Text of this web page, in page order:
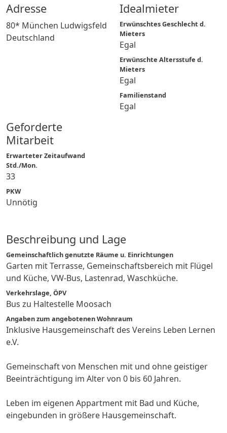
Adresse
80* München Ludwigsfeld
Deutschland
Idealmieter
Erwünschtes Geschlecht d.
Mieters
Egal
Erwünschte Altersstufe d.
Mieters
Egal
Familienstand
Egal
Geforderte
Mitarbeit
Erwarteter Zeitaufwand
Std./Mon.
33
PKW
Unnötig
Beschreibung und Lage
Gemeinschaftlich genutzte Räume u. Einrichtungen
Garten mit Terrasse, Gemeinschaftsbereich mit Flügel
und Küche, VW-Bus, Lastenrad, Waschküche.
Verkehrslage, ÖPV
Bus zu Haltestelle Moosach
Angaben zum angebotenen Wohnraum
Inklusive Hausgemeinschaft des Vereins Leben Lernen
e.V.
Gemeinschaft von Menschen mit und ohne geistiger
Beeinträchtigung im Alter von 0 bis 60 Jahren.
Leben im eigenen Appartment mit Bad und Küche,
eingebunden in größere Hausgemeinschaft.